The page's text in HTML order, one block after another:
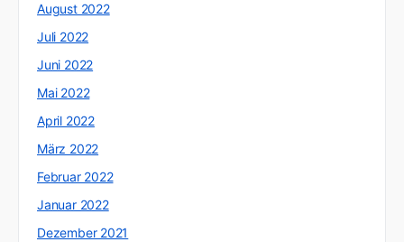
August 2022
Juli 2022
Juni 2022
Mai 2022
April 2022
März 2022
Februar 2022
Januar 2022
Dezember 2021